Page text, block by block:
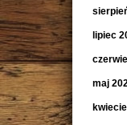
lipiec
maj